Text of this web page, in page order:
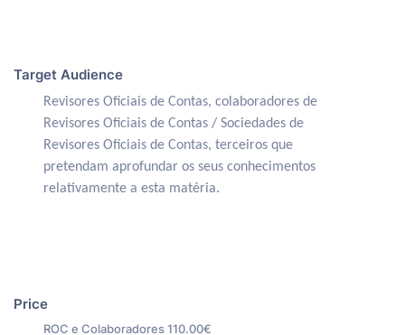
Target Audience
Revisores Oficiais de Contas, colaboradores de
Revisores Oficiais de Contas / Sociedades de
Revisores Oficiais de Contas, terceiros que
pretendam aprofundar os seus conhecimentos
relativamente a esta matéria.
Price
ROC e Colaboradores 110.00€